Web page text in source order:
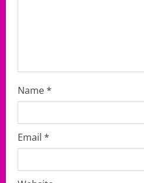
Name*
Email *